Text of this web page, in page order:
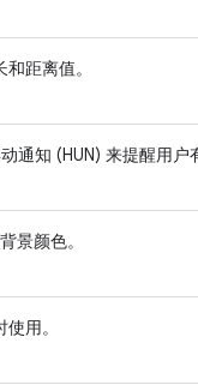
距离值。
通知 (HUN) 来提醒用
景颜色。
用。